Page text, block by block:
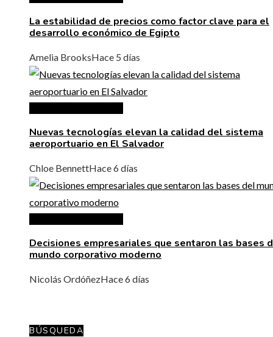
La estabilidad de precios como factor clave para el
desarrollo económico de Egipto
Amelia BrooksHace 5 días
Nuevas tecnologías elevan la calidad del sistema
aeroportuario en El Salvador
Chloe BennettHace 6 días
Decisiones empresariales que sentaron las bases
mundo corporativo moderno
Nicolás OrdóñezHace 6 días
BÚSQUEDA